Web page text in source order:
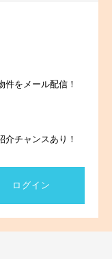
件をメール配信！
介チャンスあり！
ログイン